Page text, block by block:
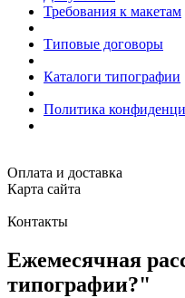
Требования к макетам
Типовые договоры
Каталоги типографии
Политика
Оплата и доставка
Карта сайта
Контакты
Ежемесячная
типографии?"